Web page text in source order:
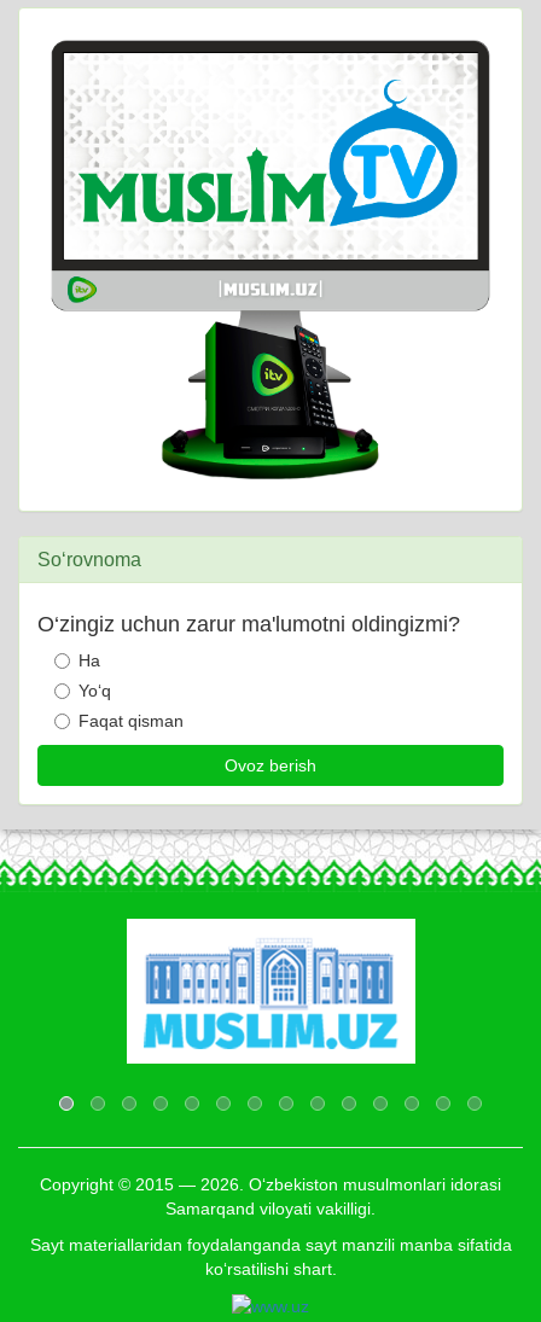
So‘rovnoma
O‘zingiz uchun zarur ma'lumotni oldingizmi?
Ha
Yo‘q
Faqat qisman
Copyright © 2015 — 2026. O‘zbekiston musulmonlari idorasi
Samarqand viloyati vakilligi.
Sayt materiallaridan foydalanganda sayt manzili manba sifatida
ko‘rsatilishi shart.